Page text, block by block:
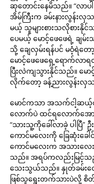
ဆုတောင်းနေမိသည်။ “လာပါ
အိမ်ကြီးက ခမ်းနားလွန်း
မယ့် သူများစားသလိုစား
ပေမယ့် မောင့်ဖေဖေရဲ့ ခ
သို့ ချေလှမ်းရန်ပင် မဝံ့ရဲတ
မောင့်ဖေဖေရှေ့ရောက်လာရ
ပြီးလဲကျသွားနိုင်သည်။ မ
လိုက်တော့ ခန့်ညားလွန်းလှ
မောင်ကသာ အသက်ငါ့ဆယ့်င
လောက်ပဲ ထင်ရလောက်အော
“သားသူ့ကိုခေါ်လာခဲ့ ပါပြီ
ကောင်မလေးကို ခြေဆုံးခ
ကောင်မလေးက အသားလေး
သည်။ အရပ်ကလည်းမြင့်သ
သေးသွယ်သည်။ နှုတ်ခမ်း
ဖြစ်သူရွေးတက်သားပဲလို့ စိ